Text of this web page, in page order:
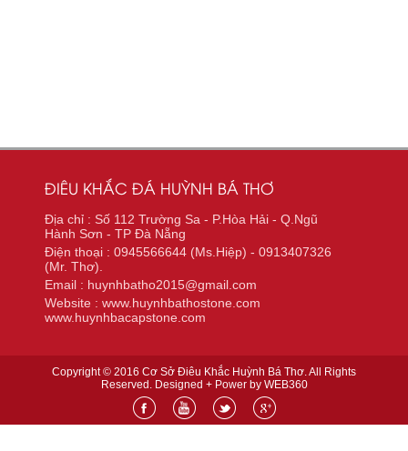
ĐIÊU KHẮC ĐÁ HUỲNH BÁ THƠ
Địa chỉ : Số 112 Trường Sa - P.Hòa Hải - Q.Ngũ
Hành Sơn - TP Đà Nẵng
Điện thoại : 0945566644 (Ms.Hiệp) - 0913407326
(Mr. Thơ).
Email : huynhbatho2015@gmail.com
Website : www.huynhbathostone.com
www.huynhbacapstone.com
Copyright © 2016 Cơ Sở Điêu Khắc Huỳnh Bá Thơ. All Rights
Reserved. Designed + Power by WEB360